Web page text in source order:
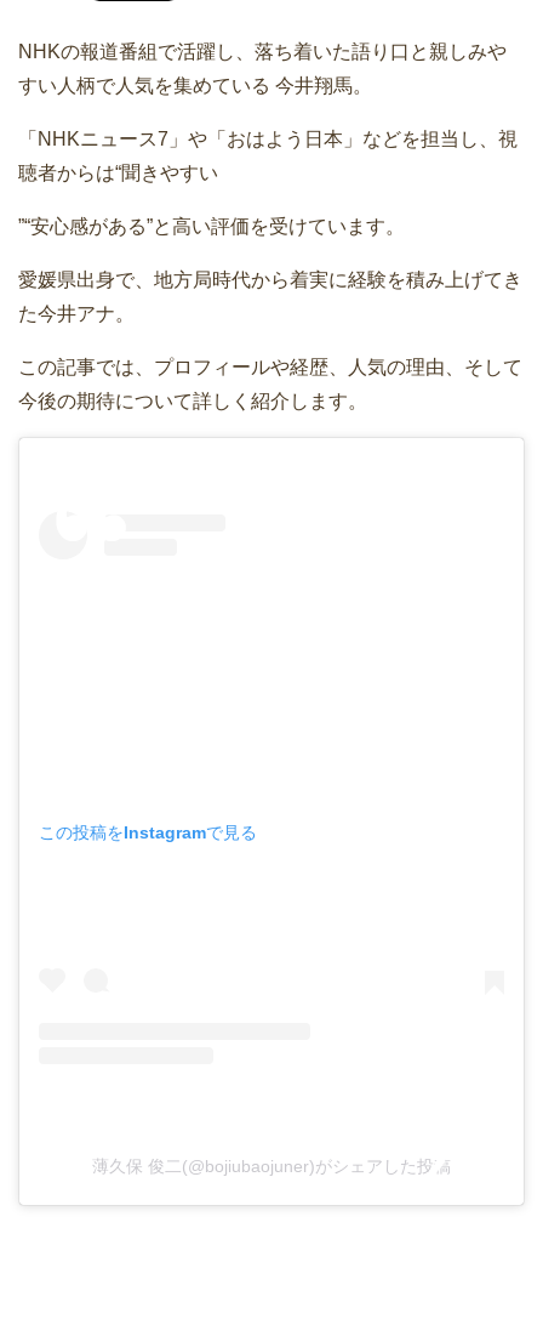
NHKの報道番組で活躍し、落ち着いた語り口と親しみや
すい人柄で人気を集めている 今井翔馬。
「NHKニュース7」や「おはよう日本」などを担当し、視
聴者からは“聞きやすい
”“安心感がある”と高い評価を受けています。
愛媛県出身で、地方局時代から着実に経験を積み上げてき
た今井アナ。
この記事では、プロフィールや経歴、人気の理由、そして
今後の期待について詳しく紹介します。
この投稿をInstagramで見る
薄久保 俊二(@bojiubaojuner)がシェアした投稿